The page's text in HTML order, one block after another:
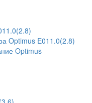
Optimus E011.0(2.8)
Optimus